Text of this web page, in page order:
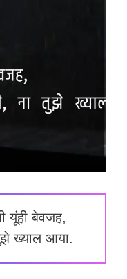
यूंही बेवजह,
ख्याल आया.